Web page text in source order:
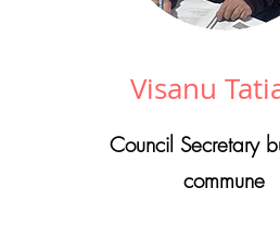
Visanu
Council Secretary
commune